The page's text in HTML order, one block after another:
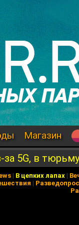
Магазин
5G, в
| В цепких лапах |
| Разведопрос